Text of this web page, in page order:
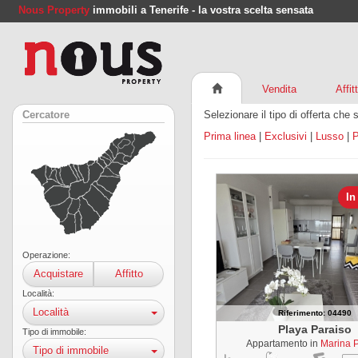
Nous Property immobili a Tenerife - la vostra scelta sensata
Cercatore
Operazione:
Acquistare Affitto
Località:
Località
Tipo di immobile:
Tipo di immobile
Vendita
Selezionare il tipo di offerta che
Prima linea| Exclusivi Lusso
Riferimento: 04490
Playa Paraiso
Appartamento in Marina